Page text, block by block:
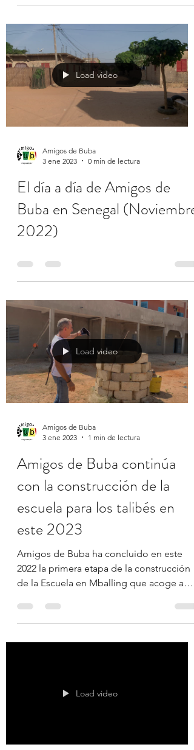
sus próximos...
Load video
Amigos de Buba
3 ene 2023
0 min de lectura
El día a día de Amigos de
Buba en Senegal (Noviembre
2022)
Load video
Amigos de Buba
3 ene 2023
1 min de lectura
Amigos de Buba continúa
con la construcción de la
escuela para los talibés en
este 2023
Amigos de Buba ha concluido en este
de la Escuela en Mballing que acoge a
más de 700 talibés,...